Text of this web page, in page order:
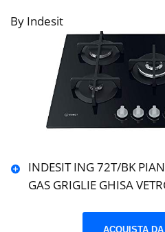
By Indesit
INDESIT ING 72T/BK
GAS GRIGLIE GHISA
ACQUISTA